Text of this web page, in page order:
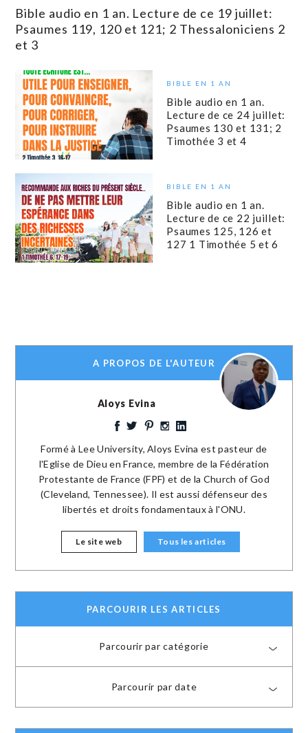
Bible audio en 1 an. Lecture de ce 19 juillet:
Psaumes 119, 120 et 121; 2 Thessaloniciens 2
et 3
BIBLE EN 1 AN
Bible audio en 1 an.
Lecture de ce 24 juillet:
Psaumes 130 et 131; 2
Timothée 3 et 4
BIBLE EN 1 AN
Bible audio en 1 an.
Lecture de ce 22 juillet:
Psaumes 125, 126 et
127 1 Timothée 5 et 6
A PROPOS DE L'AUTEUR
Aloys Evina
Formé à Lee University, Aloys Evina est pasteur de
l'Eglise de Dieu en France, membre de la Fédération
Protestante de France (FPF) et de la Church of God
(Cleveland, Tennessee). Il est aussi défenseur des
libertés et droits fondamentaux à l'ONU.
Le site web Tous les articles
PARCOURIR LES ARTICLES
Parcourir par catégorie
Parcourir par date